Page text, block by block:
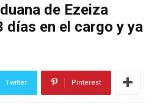
de Ezeiza
días en el cargo y ya
Twitter Pinterest